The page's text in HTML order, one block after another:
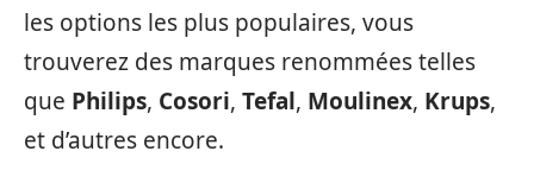
les options les plus populaires, vous
trouverez des marques renommées telles
que Philips, Cosori, Tefal, Moulinex, Krups,
et d’autres encore.